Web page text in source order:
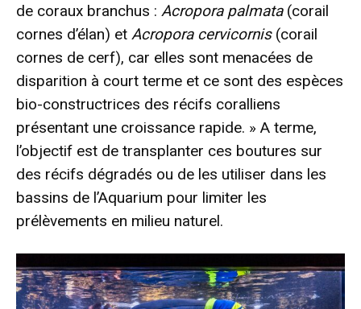
de coraux branchus : Acropora palmata(corail
cornes d’élan) et Acropora cervicornis(corail
cornes de cerf), car elles sont menacées de
disparition à court terme et ce sont des espèces
bio-constructrices des récifs coralliens
présentant une croissance rapide. » A terme,
l’objectif est de transplanter ces boutures sur
des récifs dégradés ou de les utiliser dans les
bassins de l’Aquarium pour limiter les
prélèvements en milieu naturel.